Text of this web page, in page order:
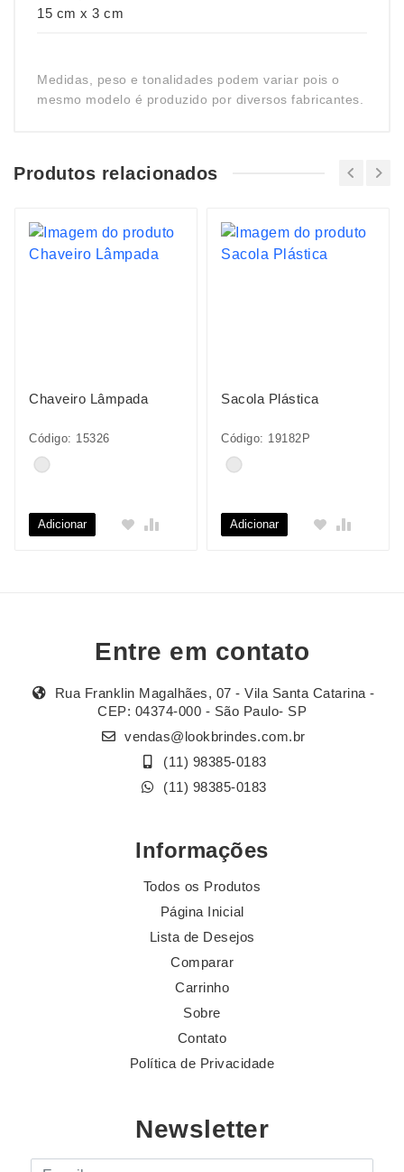
15 cm x 3 cm
Medidas, peso e tonalidades podem variar pois o
mesmo modelo é produzido por diversos fabricantes.
Produtos relacionados
Chaveiro Lâmpada
Código: 15326
Adicionar
Sacola Plástica
Código: 19182P
Adicionar
Entre em contato
Rua Franklin Magalhães, 07 - Vila Santa Catarina -
CEP: 04374-000 - São Paulo- SP
vendas@lookbrindes.com.br
(11) 98385-0183
(11) 98385-0183
Informações
Todos os Produtos
Página Inicial
Lista de Desejos
Comparar
Carrinho
Sobre
Contato
Política de Privacidade
Newsletter
E-mail